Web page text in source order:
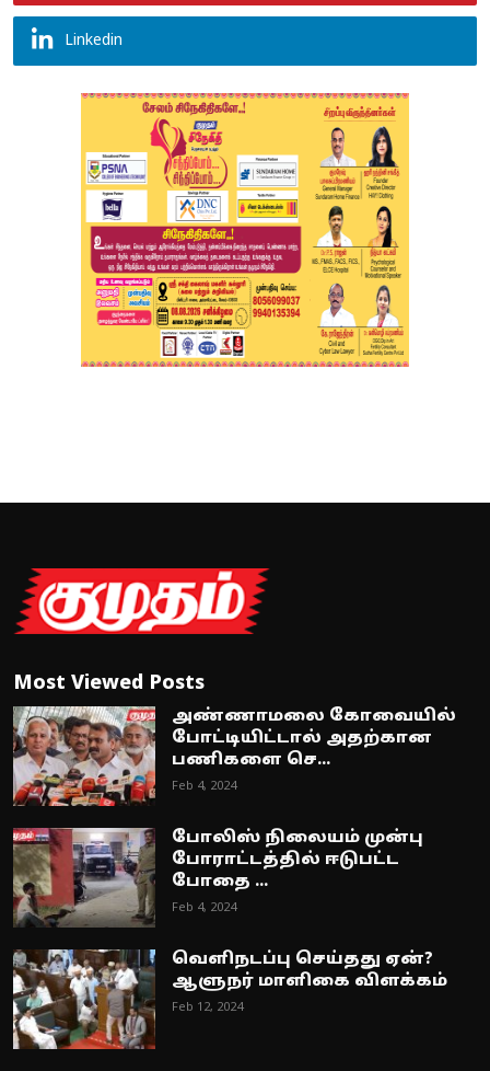
Linkedin
Most Viewed Posts
அண்ணாமலை கோவையில்
போட்டியிட்டால் அதற்கான
பணிகளை செ...
Feb 4, 2024
போலிஸ் நிலையம் முன்பு
போராட்டத்தில் ஈடுபட்ட
போதை ...
Feb 4, 2024
வெளிநடப்பு செய்தது ஏன்?
ஆளுநர் மாளிகை விளக்கம்
Feb 12, 2024